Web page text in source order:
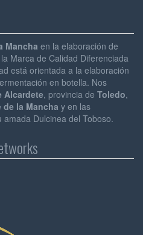
Mancha en la elaboración de
Marca de Calidad Diferenciada
está orientada a la elaboración
en botella. Nos
Alcardete, provincia de Toledo,
de la Mancha y en las
Dulcinea del Toboso.